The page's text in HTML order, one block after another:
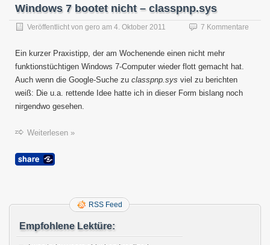
Windows 7 bootet nicht – classpnp.sys
Veröffentlicht von gero am 4. Oktober 2011 7 Kommentare
Ein kurzer Praxistipp, der am Wochenende einen nicht mehr
funktionstüchtigen Windows 7-Computer wieder flott gemacht hat.
Auch wenn die Google-Suche zu classpnp.sys viel zu berichten
weiß: Die u.a. rettende Idee hatte ich in dieser Form bislang noch
nirgendwo gesehen.
Weiterlesen »
RSS Feed
Empfohlene Lektüre: